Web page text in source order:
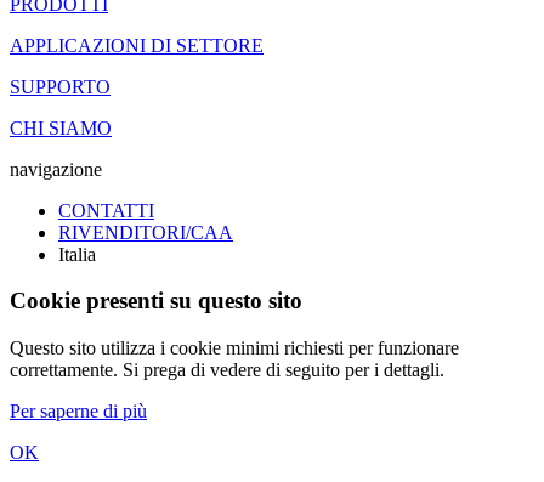
APPLICAZIONI DI SETTORE
SUPPORTO
CHI SIAMO
navigazione
CONTATTI
RIVENDITORI/CAA
Italia
Cookie presenti su questo sito
Questo sito utilizza i cookie minimi richiesti per funzionare
correttamente. Si prega di vedere di seguito per i dettagli.
Per saperne di più
OK